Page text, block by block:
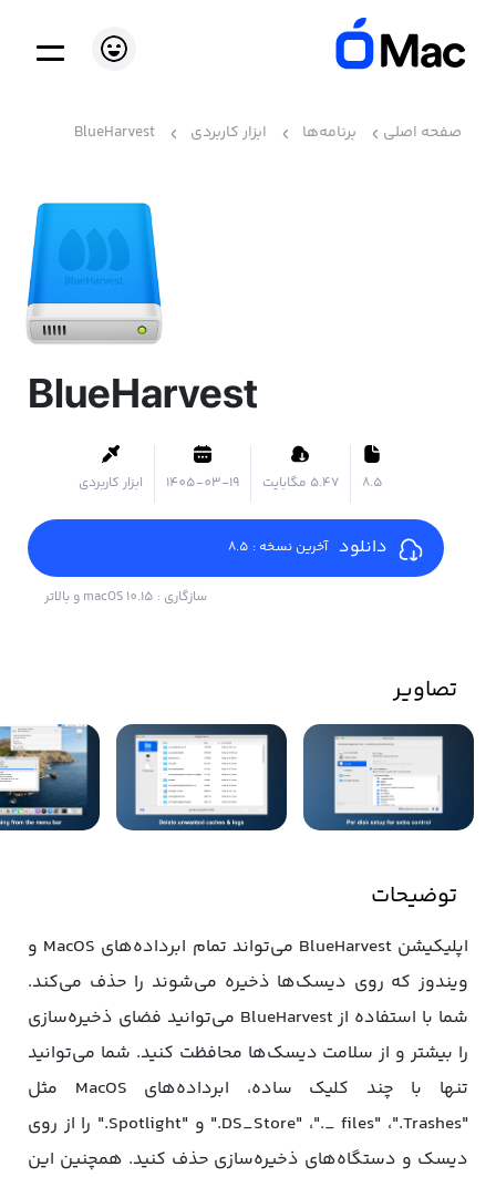
صفحه اصلی برنامه‌ها ابزار کاربردی BlueHarvest
BlueHarvest
8.5 ۵.۴۷ مگابایت 1405-03-19 ابزار کاربردی
دانلود آخرین نسخه : 8.5
سازگاری : macOS 10.15 و بالاتر
تصاویر
توضیحات
اپلیکیشن BlueHarvest می‌تواند تمام ابرداده‌های MacOS و
ویندوز که روی دیسک‌ها ذخیره می‌شوند را حذف می‌کند.
شما با استفاده از BlueHarvest می‌توانید فضای ذخیره‌سازی
را بیشتر و از سلامت دیسک‌ها محافظت کنید. شما می‌توانید
تنها با چند کلیک ساده، ابرداده‌های MacOS مثل
"DS_Store" ،"._ files" ،".Trashes." و "Spotlight." را از روی
دیسک و دستگاه‌های ذخیره‌سازی حذف کنید. همچنین این